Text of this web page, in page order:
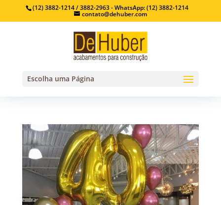
(12) 3882-1214 / 3882-2963 - WhatsApp: (12) 3882-1214
contato@dehuber.com
Escolha uma Página